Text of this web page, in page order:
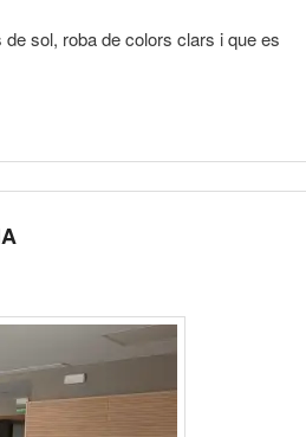
de sol, roba de colors clars i que es